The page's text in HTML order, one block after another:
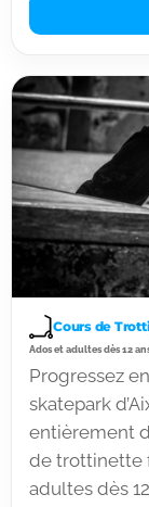
Cours de
Ados et adultes dès 12
Progressez
skatepark
entièrement
de trottinette
adultes dès